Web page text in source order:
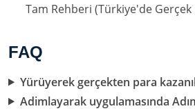
Tam Rehberi (Türkiye'de Gerçek
FAQ
Yürüyerek gerçekten para
Adimlayarak uygulamasında